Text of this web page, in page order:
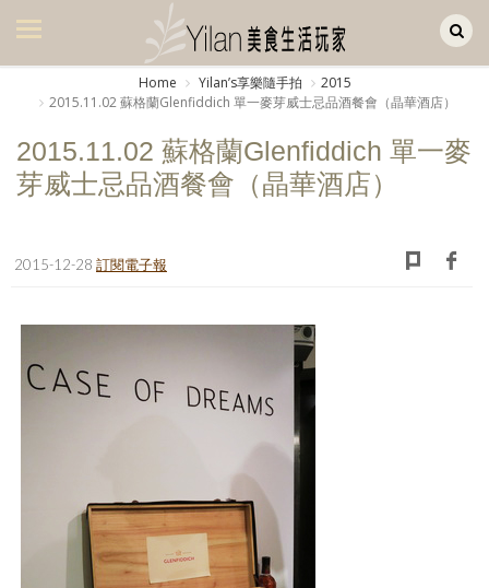
美食集
美飲集
廚房集
旅遊集
日記簿
照相簿
Home Yilanʼs享樂隨手拍
2015
2015.11.02 蘇格蘭Glenfiddich 單一麥芽威士忌品酒餐會（晶華酒店）
2015.11.02 蘇格蘭Glenfiddich 單一麥
芽威士忌品酒餐會（晶華酒店）
2015-12-28 訂閱電子報